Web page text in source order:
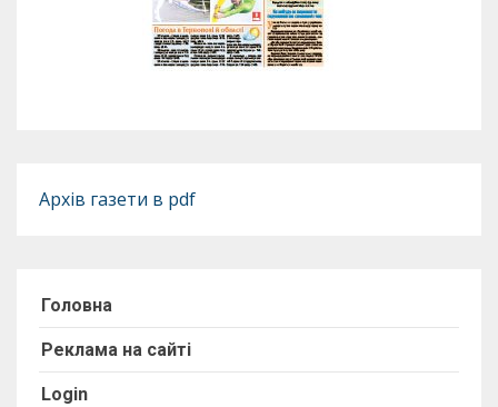
Архів газети в pdf
Головна
Реклама на сайті
Login